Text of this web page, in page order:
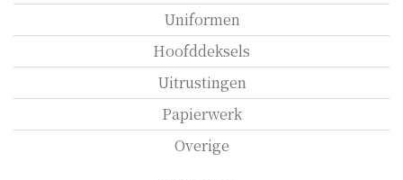
Uniformen
Hoofddeksels
Uitrustingen
Papierwerk
Overige